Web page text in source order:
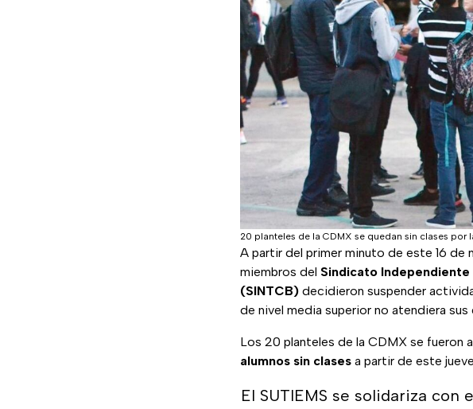
20 planteles de la CDMX se quedan sin clases por
A partir del primer minuto de este 16 de
miembros del Sindicato
(SINTCB) decidieron suspender
de nivel media superior no atendiera sus
Los 20 planteles de la CDMX se fueron
alumnos sin clases a partir de este
El SUTIEMS se solidariza con